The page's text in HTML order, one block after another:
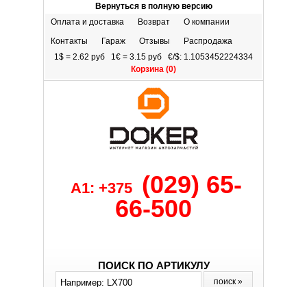
Вернуться в полную версию
Оплата и доставка
Возврат
О компании
Контакты
Гараж Отзывы
Распродажа
1$ = 2.62 руб 1€ = 3.15 руб €/$: 1.1053452224334
Корзина (0)
A1: +375
(029) 65-
66-500
ПОИСК ПО АРТИКУЛУ
поиск »